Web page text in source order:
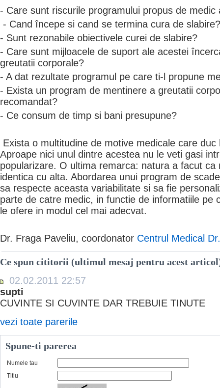
- Care sunt riscurile programului propus de medic
- Cand începe si cand se termina cura de slabire?
- Sunt rezonabile obiectivele curei de slabire?
- Care sunt mijloacele de suport ale acestei
greutatii corporale?
- A dat rezultate programul pe care ti-l propune
- Exista un program de mentinere a greutatii
recomandat?
- Ce consum de timp si bani presupune?
Exista o multitudine de motive medicale care
Aproape nici unul dintre acestea nu le veti gasi
popularizare. O ultima remarca: natura a facut ca
identica cu alta. Abordarea unui program de
sa respecte aceasta variabilitate si sa fie
parte de catre medic, in functie de informatiile pe
le ofere in modul cel mai adecvat.
Dr. Fraga Paveliu, coordonator Centrul Medical
Ce spun cititorii (ultimul mesaj pentru acest
02.02.2011 22:57
supti
CUVINTE SI CUVINTE DAR TREBUIE TINUTE
vezi toate parerile
Spune-ti parerea
Numele tau
Titlu